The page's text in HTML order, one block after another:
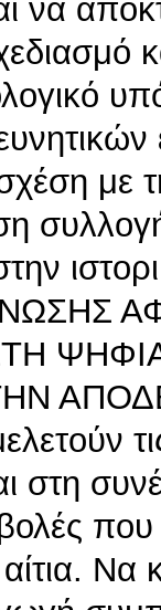
να
με
τις
στη
Να